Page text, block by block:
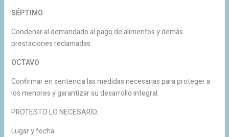
SÉPTIMO
Condenar al demandado al pago de alimentos y demás
prestaciones reclamadas.
OCTAVO
Confirmar en sentencia las medidas necesarias para proteger a
los menores y garantizar su desarrollo integral.
PROTESTO LO NECESARIO.
Lugar y fecha.